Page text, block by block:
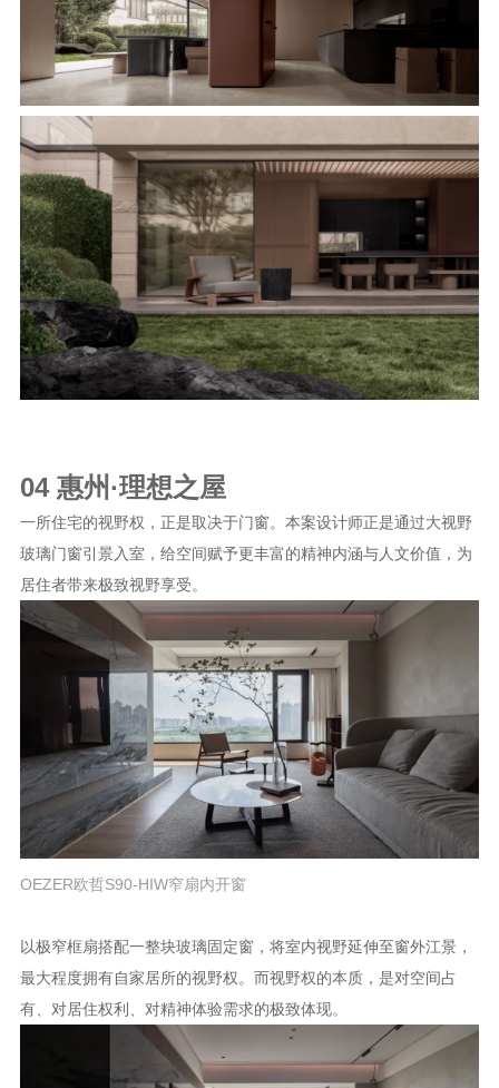
04 惠州·理想之屋
一所住宅的视野权，正是取决于门窗。本案设计师正是通过大视野
玻璃门窗引景入室，给空间赋予更丰富的精神内涵与人文价值，为
居住者带来极致视野享受。
OEZER欧哲S90-HIW窄扇内开窗
以极窄框扇搭配一整块玻璃固定窗，将室内视野延伸至窗外江景，
最大程度拥有自家居所的视野权。而视野权的本质，是对空间占
有、对居住权利、对精神体验需求的极致体现。